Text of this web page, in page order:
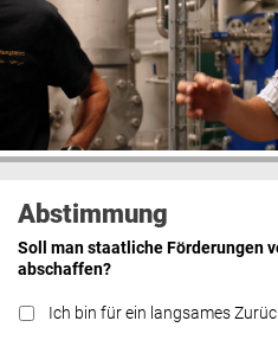
Abstimmung
Soll man staatliche Förderungen
abschaffen?
Ich bin für ein langsames